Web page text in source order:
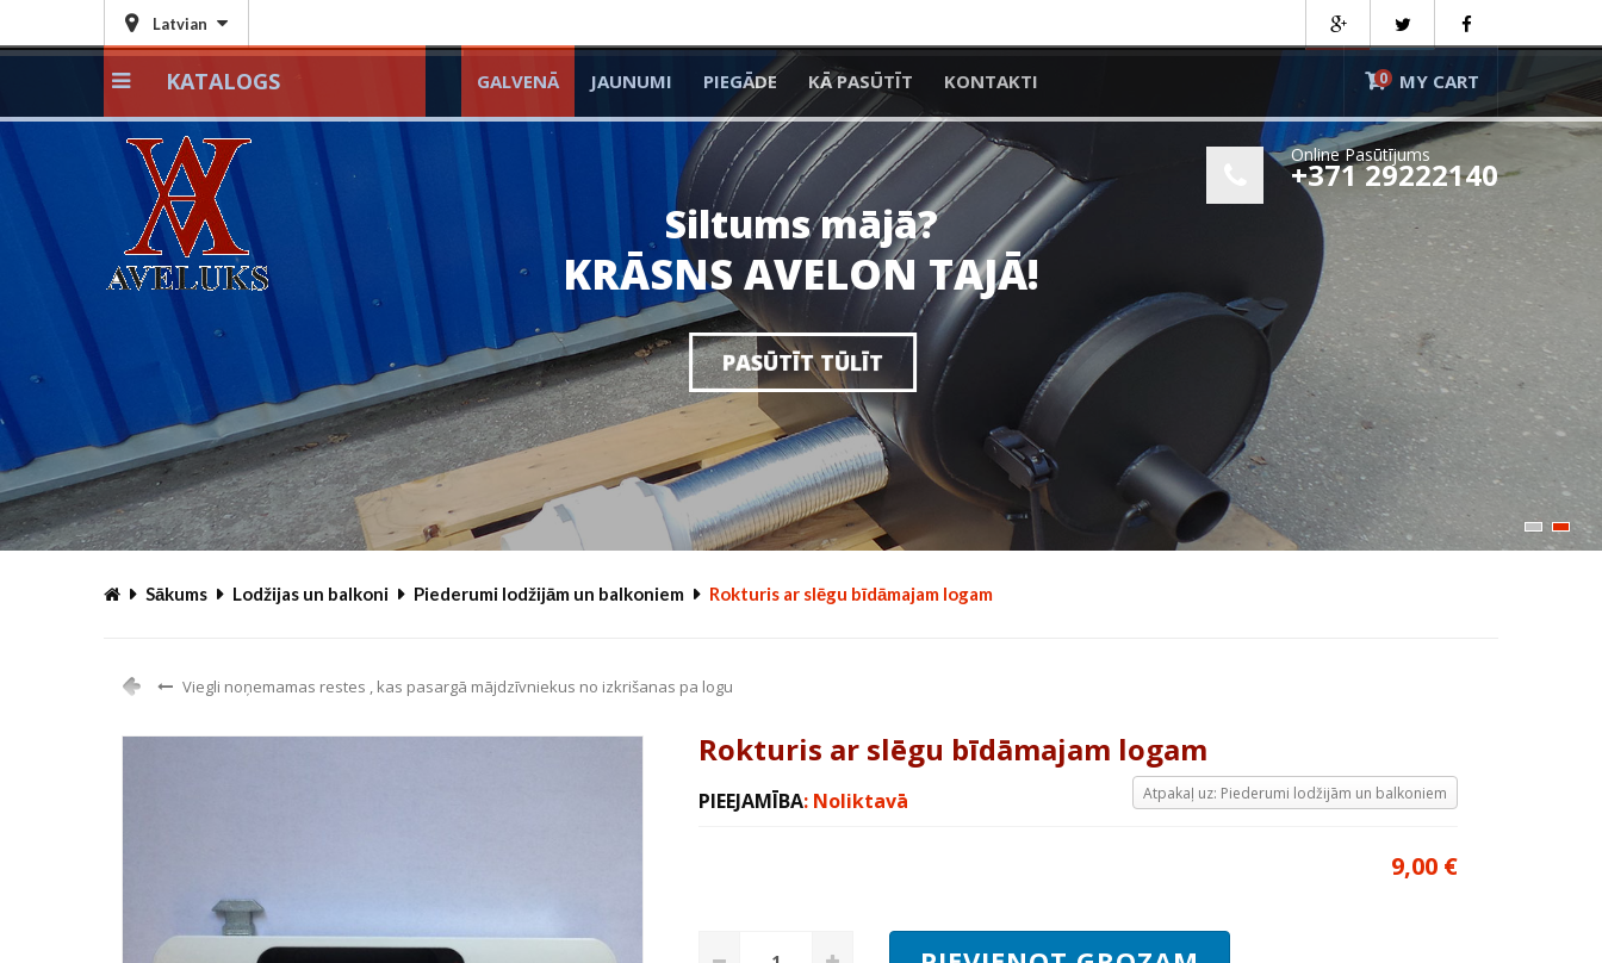
Latvian
Online Pasūtījums
+371 29222140
KATALOGS GALVENĀ JAUNUMI PIEGĀDE KĀ PASŪTĪT KONTAKTI 0 MY CART
Siltums mājā?
KRĀSNS AVELON TAJĀ!
PASŪTĪT TŪLĪT
Sākums Lodžijas un balkoni Piederumi lodžijām un balkoniem Rokturis ar slēgu bīdāmajam logam
Viegli noņemamas restes , kas pasargā mājdzīvniekus no izkrišanas pa logu
Rokturis ar slēgu bīdāmajam logam
Atpakaļ uz: Piederumi lodžijām un balkoniem
PIEEJAMĪBA: Noliktavā
9,00 €